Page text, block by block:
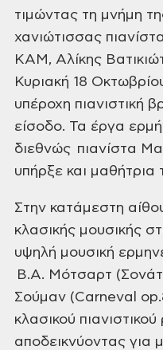
τιμώντας τη μνήμη
χανιώτισσας
ΚΑΜ, Αλίκης
Κυριακή 18
υπέροχη πιανιστική
είσοδο. Τα έργα
διεθνώς πιανίστα
υπήρξε και μαθήτρια
Στην κατάμεστη
κλασικής μουσικής
υψηλή μουσική
Β.Α. Μότσαρτ
Σούμαν (Carneval
κλασικού
αποδεικνύοντας για